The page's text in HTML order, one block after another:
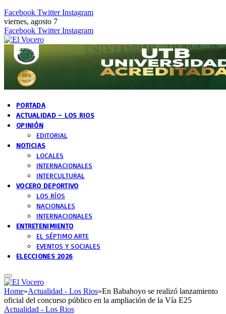
Facebook Twitter Instagram
viernes, agosto 7
Facebook Twitter Instagram
PORTADA
ACTUALIDAD – LOS RIOS
OPINIÓN
EDITORIAL
NOTICIAS
LOCALES
INTERNACIONALES
INTERCULTURAL
VOCERO DEPORTIVO
LOS RÍOS
NACIONALES
INTERNACIONALES
ENTRETENIMIENTO
EL SÉPTIMO ARTE
EVENTOS Y SOCIALES
ELECCIONES 2026
Home»Actualidad - Los Rios»En Babahoyo se realizó lanzamiento
oficial del concurso público en la ampliación de la Vía E25
Actualidad - Los Rios